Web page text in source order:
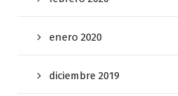
enero 2020
diciembre 2019